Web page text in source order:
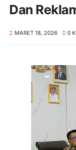
Dan
MARET 18, 2026 0